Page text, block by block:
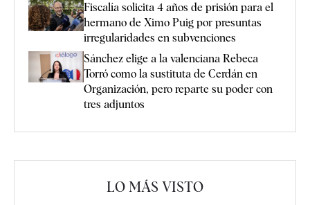
Fiscalía solicita 4 años de prisión para el
hermano de Ximo Puig por presuntas
irregularidades en subvenciones
Sánchez elige a la valenciana Rebeca
Torró como la sustituta de Cerdán en
Organización, pero reparte su poder con
tres adjuntos
LO MÁS VISTO